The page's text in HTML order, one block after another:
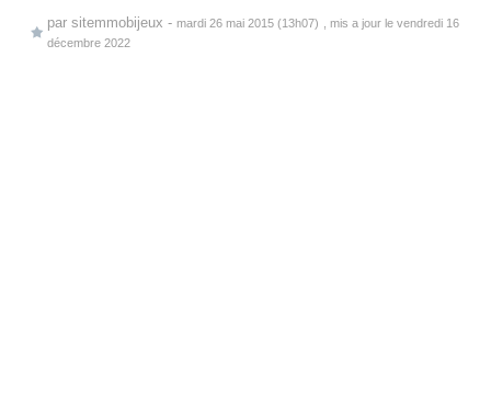
par sitemmobijeux - mardi 26 mai 2015 (13h07)
, mis a jour le vendredi 16
décembre 2022